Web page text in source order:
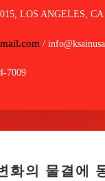
LOS ANGELES, CA
/
7009
화의 물결에